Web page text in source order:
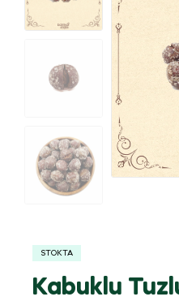
STOKTA
Kabuklu